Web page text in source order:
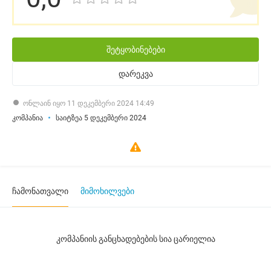
შეტყობინებები
დარეკვა
ონლაინ იყო 11 დეკემბერი 2024 14:49
კომპანია
საიტზეა 5 დეკემბერი 2024
ჩამონათვალი მიმოხილვები
კომპანიის განცხადებების სია ცარიელია